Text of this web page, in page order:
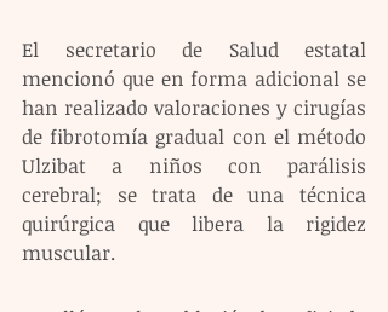
El secretario de Salud estatal
mencionó que en forma adicional se
han realizado valoraciones y cirugías
de fibrotomía gradual con el método
Ulzibat a niños con parálisis
cerebral; se trata de una técnica
quirúrgica que libera la rigidez
muscular.